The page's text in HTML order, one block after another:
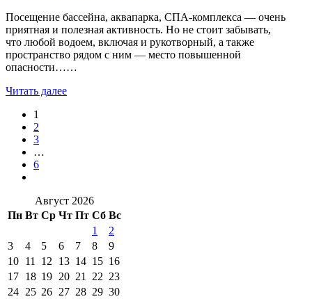
Посещение бассейна, аквапарка, СПА-комплекса — очень
приятная и полезная активность. Но не стоит забывать,
что любой водоем, включая и рукотворный, а также
пространство рядом с ним — место повышенной
опасности……
Читать далее
1
2
3
…
6
Август 2026
Пн Вт Ср Чт Пт Сб Вс
1
2
3
4 5 6 7 8
9
10 11 12 13 14 15 16
17 18 19 20 21 22 23
24 25 26 27 28 29 30